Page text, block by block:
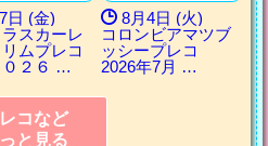
日 (金)
スカーレ
ムプレコ
２６ …
8月4日 (火)
コロンビアマツブ
ッシープレコ
2026年7月 …
コなど
と見る